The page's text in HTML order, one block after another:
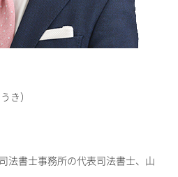
き）
法書士事務所の代表司法書士、山